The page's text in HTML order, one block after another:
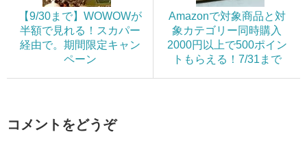
【9/30まで】WOWOWが
半額で見れる！スカパー
経由で。期間限定キャン
ペーン
Amazonで対象商品と対
象カテゴリー同時購入
2000円以上で500ポイン
トもらえる！7/31まで
コメントをどうぞ